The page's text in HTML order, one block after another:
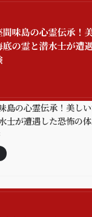
島の心霊伝承！美し
士が遭遇した恐怖の